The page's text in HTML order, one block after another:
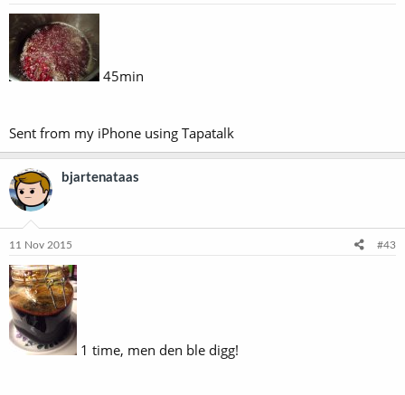
45min
Sent from my iPhone using Tapatalk
bjartenataas
11 Nov 2015 #43
1 time, men den ble digg!